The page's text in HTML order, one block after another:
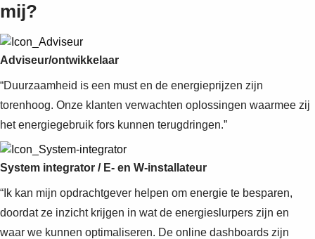
mij?
Adviseur/ontwikkelaar
“Duurzaamheid is een must en de energieprijzen zijn
torenhoog. Onze klanten verwachten oplossingen waarmee zij
het energiegebruik fors kunnen terugdringen.”
System integrator / E- en W-installateur
“Ik kan mijn opdrachtgever helpen om energie te besparen,
doordat ze inzicht krijgen in wat de energieslurpers zijn en
waar we kunnen optimaliseren. De online dashboards zijn